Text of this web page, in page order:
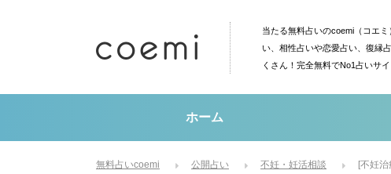
当たる無料占いのcoemi（コエ
い、相性占いや恋愛占い、復縁
くさん！完全無料でNo1占いサ
ホーム
無料占いcoemi 公開占い 不妊・妊活相談 [不妊